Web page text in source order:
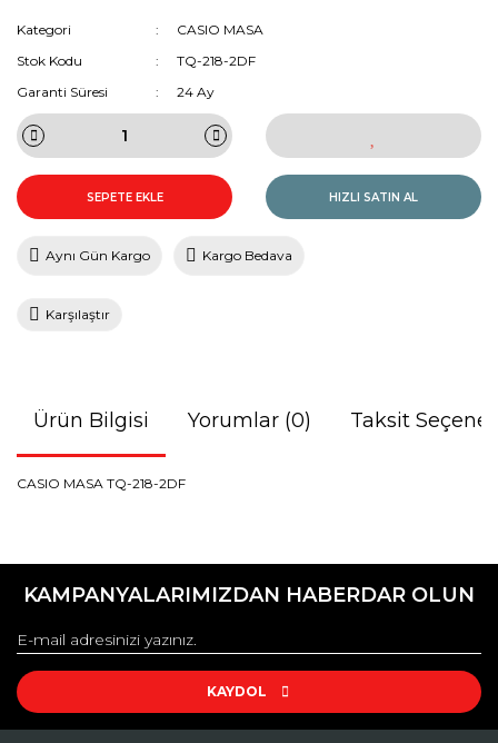
Kategori
CASIO MASA
Stok Kodu
TQ-218-2DF
Garanti Süresi
24 Ay
SEPETE EKLE HIZLI SATIN AL
Aynı Gün Kargo Kargo Bedava
Karşılaştır
Ürün Bilgisi Yorumlar (0) Taksit
CASIO MASA TQ-218-2DF
konularda yetersiz gördüğünüz noktaları öneri formunu
Görüş ve önerileriniz için teşekkür ederiz.
Ürün resmi kalitesiz, bozuk veya görüntülenemiyor.
Ürün açıklamasında eksik bilgiler bulunuyor.
KAMPANYALARIMIZDAN HABERDAR OLUN
KAYDOL